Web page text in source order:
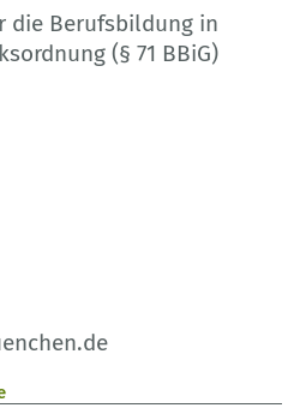
die Berufsbildung in
(§ 71 BBiG)